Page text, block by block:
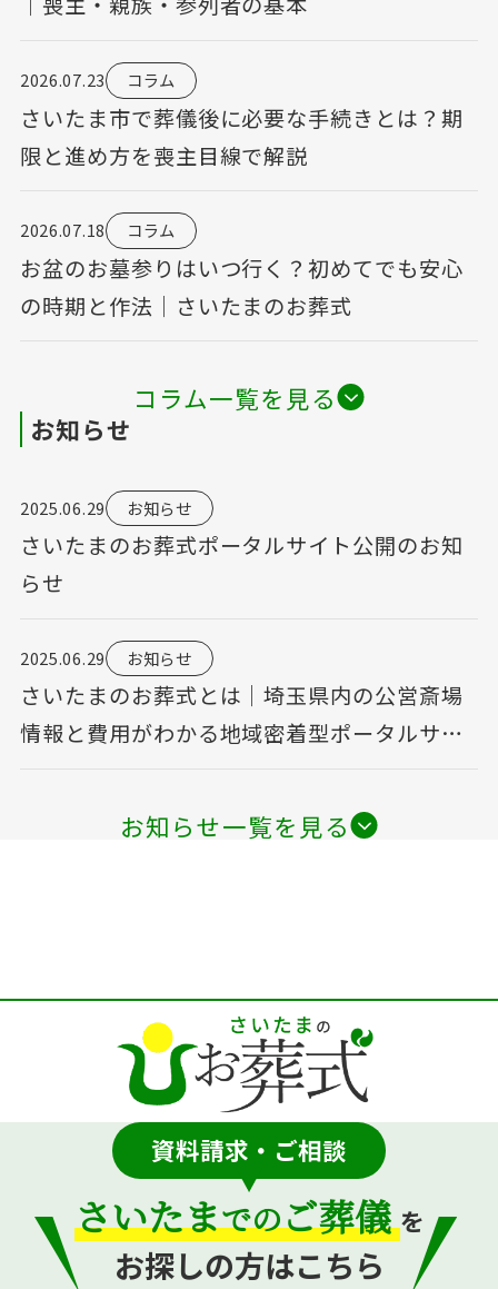
2026.07.23 コラム
さいたま市で葬儀後に必要な手続きとは？期
限と進め方を喪主目線で解説
2026.07.18 コラム
お盆のお墓参りはいつ行く？初めてでも安心
の時期と作法｜さいたまのお葬式
コラム一覧を見る
お知らせ
2025.06.29 お知らせ
さいたまのお葬式ポータルサイト公開のお知
らせ
2025.06.29 お知らせ
さいたまのお葬式とは｜埼玉県内の公営斎場
情報と費用がわかる地域密着型ポータルサイ
お知らせ一覧を見る
資料請求・ご相談
さいたまでのご葬儀を
お探しの方はこちら